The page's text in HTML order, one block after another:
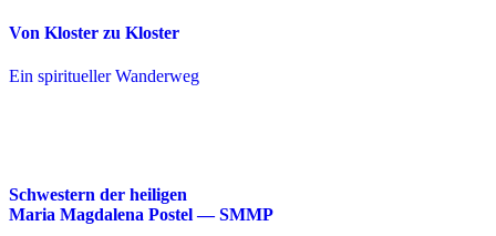
Von Kloster zu Kloster
Ein spiritueller Wanderweg
Schwestern der heiligen
Maria Magdalena Postel — SMMP